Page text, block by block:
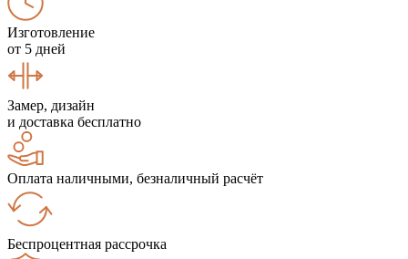
Изготовление
от 5 дней
Замер, дизайн
и доставка бесплатно
Оплата наличными, безналичный расчёт
Беспроцентная рассрочка